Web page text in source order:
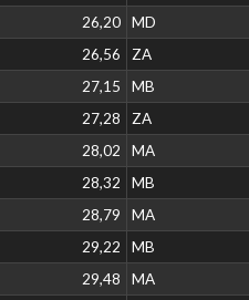
26,20 MD
26,56 ZA
27,15 MB
27,28 ZA
28,02 MA
28,32 MB
28,79 MA
29,22 MB
29,48 MA